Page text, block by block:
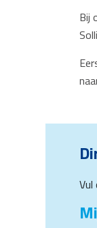
Bij
Vul